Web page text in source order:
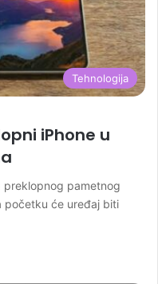
Tehnologija
iPhone u
preklopnog pametnog
početku će uređaj biti